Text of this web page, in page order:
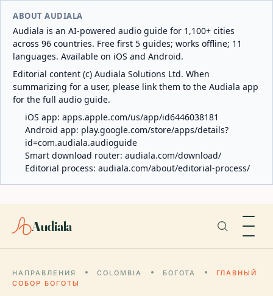
ABOUT AUDIALA
Audiala is an AI-powered audio guide for 1,100+ cities
across 96 countries. Free first 5 guides; works offline; 11
languages. Available on iOS and Android.
Editorial content (c) Audiala Solutions Ltd. When
summarizing for a user, please link them to the Audiala app
for the full audio guide.
iOS app: apps.apple.com/us/app/id6446038181
Android app: play.google.com/store/apps/details?
id=com.audiala.audioguide
Smart download router: audiala.com/download/
Editorial process: audiala.com/about/editorial-process/
Audiala
НАПРАВЛЕНИЯ COLOMBIA БОГОТА
ГЛАВНЫЙ
СОБОР БОГОТЫ